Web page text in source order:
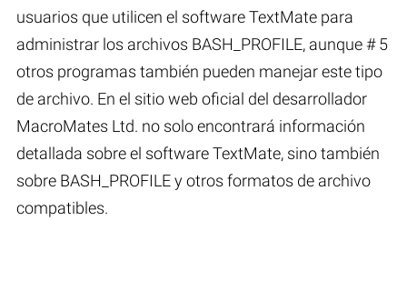
usuarios que utilicen el software TextMate para
administrar los archivos BASH_PROFILE, aunque # 5
otros programas también pueden manejar este tipo
de archivo. En el sitio web oficial del desarrollador
MacroMates Ltd. no solo encontrará información
detallada sobre el software TextMate, sino también
sobre BASH_PROFILE y otros formatos de archivo
compatibles.